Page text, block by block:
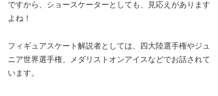
ですから、ショースケーターとしても、見応えがあります
よね！
フィギュアスケート解説者としては、四大陸選手権やジュ
ニア世界選手権、メダリストオンアイスなどでお話されて
います。